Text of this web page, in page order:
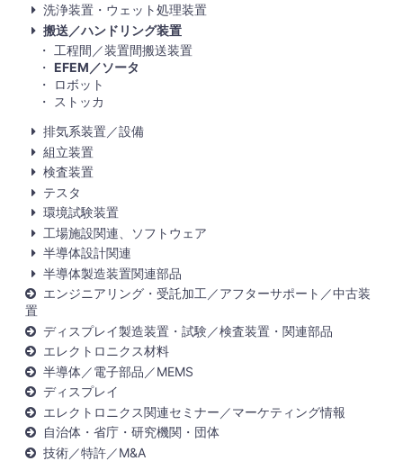
洗浄装置・ウェット処理装置
搬送／ハンドリング装置
工程間／装置間搬送装置
EFEM／ソータ
ロボット
ストッカ
排気系装置／設備
組立装置
検査装置
テスタ
環境試験装置
工場施設関連、ソフトウェア
半導体設計関連
半導体製造装置関連部品
エンジニアリング・受託加工／アフターサポート／中古装
置
ディスプレイ製造装置・試験／検査装置・関連部品
エレクトロニクス材料
半導体／電子部品／MEMS
ディスプレイ
エレクトロニクス関連セミナー／マーケティング情報
自治体・省庁・研究機関・団体
技術／特許／M&A